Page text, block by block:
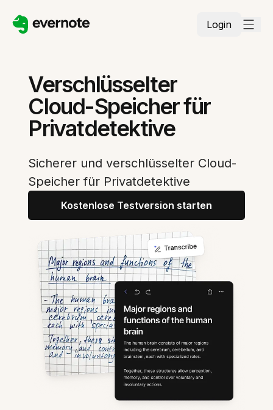
Login
Verschlüsselter
Cloud-Speicher für
Privatdetektive
Sicherer und verschlüsselter Cloud-
Speicher für Privatdetektive
Kostenlose Testversion starten